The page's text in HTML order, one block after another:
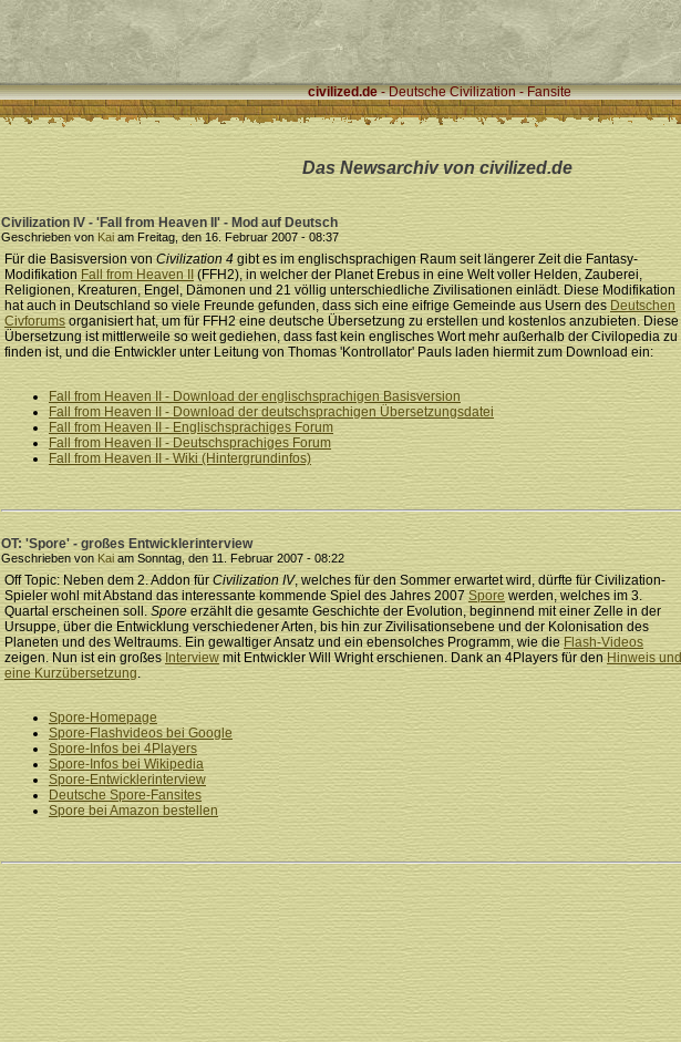
civilized.de- Deutsche Civilization - Fansite
Das Newsarchiv von civilized.de
Civilization IV - 'Fall from Heaven II' - Mod auf Deutsch
Geschrieben von Kai am Freitag, den 16. Februar 2007 - 08:37
Für die Basisversion vonCivilization 4gibt es im englischsprachigen Raum seit längerer Zeit die Fantasy-
Modifikation Fall from Heaven II
(FFH2), in welcher der Planet Erebus in eine Welt voller Helden, Zauberei,
Religionen, Kreaturen, Engel, Dämonen und 21 völlig unterschiedliche Zivilisationen einlädt. Diese Modifikation
hat auch in Deutschland so viele Freunde gefunden, dass sich eine eifrige Gemeinde aus Usern des Deutschen
Civforums organisiert hat, um für FFH2 eine deutsche Übersetzung zu erstellen und kostenlos anzubieten. Diese
Übersetzung ist mittlerweile so weit gediehen, dass fast kein englisches Wort mehr außerhalb der Civilopedia zu
finden ist, und die Entwickler unter Leitung von Thomas 'Kontrollator' Pauls laden hiermit zum Download ein:
Fall from Heaven II - Download der englischsprachigen Basisversion
Fall from Heaven II - Download der deutschsprachigen Übersetzungsdatei
Fall from Heaven II - Englischsprachiges Forum
Fall from Heaven II - Deutschsprachiges Forum
Fall from Heaven II - Wiki (Hintergrundinfos)
OT: 'Spore' - großes Entwicklerinterview
Geschrieben von Kai am Sonntag, den 11. Februar 2007 - 08:22
Off Topic: Neben dem 2. Addon für Civilization IV, welches für den Sommer erwartet wird, dürfte für Civilization-
Spieler wohl mit Abstand das interessante kommende Spiel des Jahres 2007Spore werden, welches im 3.
Quartal erscheinen soll. Spore erzählt die gesamte Geschichte der Evolution, beginnend mit einer Zelle in der
Ursuppe, über die Entwicklung verschiedener Arten, bis hin zur Zivilisationsebene und der Kolonisation des
Planeten und des Weltraums. Ein gewaltiger Ansatz und ein ebensolches Programm, wie dieFlash-Videos
zeigen. Nun ist ein großesInterview mit Entwickler Will Wright erschienen. Dank an 4Players für denHinweis und
eine Kurzübersetzung.
Spore-Homepage
Spore-Flashvideos bei Google
Spore-Infos bei 4Players
Spore-Infos bei Wikipedia
Spore-Entwicklerinterview
Deutsche Spore-Fansites
Spore bei Amazon bestellen